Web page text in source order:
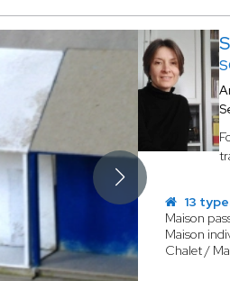
13
Maison
Maison
Chalet /